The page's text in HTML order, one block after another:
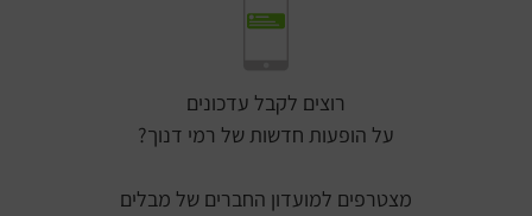
רוצים לקבל עדכונים
על הופעות חדשות של רמי דנוך?
מצטרפים למועדון החברים של מבלים